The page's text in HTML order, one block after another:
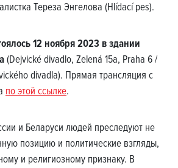
Тереза Энгелова (Hlídací pes).
12 ноября 2023 в здании
(Dejvické divadlo, Zelená 15a, Praha 6 /
divadla). Прямая трансляция с
по этой ссылке.
и Беларуси людей преследуют не
позицию и политические взгляды,
и религиозному признаку. В